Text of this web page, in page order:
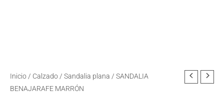
Inicio / Calzado / Sandalia plana / SANDALIA
BENAJARAFE MARRÓN
SANDALIA
BENAJARAFE